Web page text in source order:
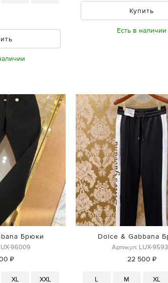
Купить
Есть в наличии
Брюки
96009
₽
XL XXL
Dolce & Gabbana
Артикул: LUX-
22 500 ₽
L M XL